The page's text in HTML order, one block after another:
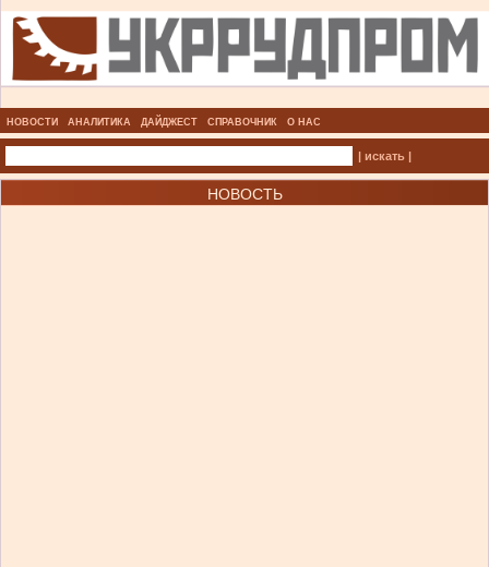
НОВОСТИ АНАЛИТИКА ДАЙДЖЕСТ СПРАВОЧНИК О НАС
| искать |
НОВОСТЬ